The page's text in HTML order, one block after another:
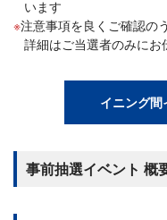
います
注意事項を良くご確認の
詳細はご当選者のみにお
イニング
事前抽選イベント 概